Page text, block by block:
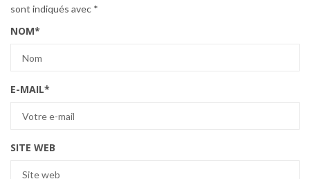
sont indiqués avec *
NOM*
E-MAIL*
SITE WEB